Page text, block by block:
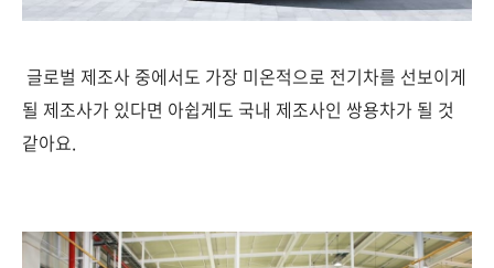
글로벌 제조사 중에서도 가장 미온적으로 전기차를 선보이게
될 제조사가 있다면 아쉽게도 국내 제조사인 쌍용차가 될 것
같아요.